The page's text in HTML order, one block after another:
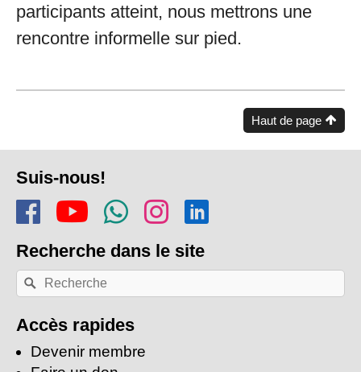
participants atteint, nous mettrons une
rencontre informelle sur pied.
Haut de page
de
page
Suis-nous!
Rejoins-nous sur Facebook
Regarde-nous sur
Rejoins notre
Suis-nous sur
Recherche dans le site
Recherche
par
clés:
Rechercher
Accès rapides
Devenir membre